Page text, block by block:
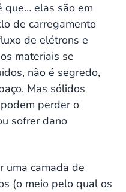
que… elas são em
de carregamento
de elétrons e
materiais se
não é segredo,
Mas sólidos
perder o
sofrer dano
uma camada de
(o meio pelo qual os